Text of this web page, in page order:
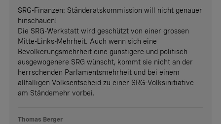
SRG-Finanzen: Ständeratskommission will nicht genauer
hinschauen!
Die SRG-Werkstatt wird geschützt von einer grossen
Mitte-Links-Mehrheit. Auch wenn sich eine
Bevölkerungsmehrheit eine günstigere und politisch
ausgewogenere SRG wünscht, kommt sie nicht an der
herrschenden Parlamentsmehrheit und bei einem
allfälligen Volksentscheid zu einer SRG-Volksinitiative
am Ständemehr vorbei.
Thomas Berger